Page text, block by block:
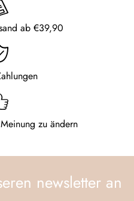
ab €39,90
zu ändern
newsletter an